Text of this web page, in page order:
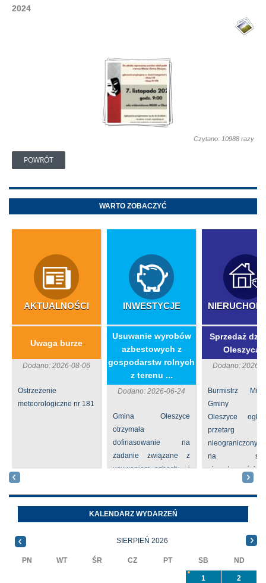
2024
Czytano: 10988 razy
POWRÓT
WARTO ZOBACZYĆ
AKTUALNOŚCI
Uwaga burze
Dodano: 2026-08-06
Ostrzeżenie
meteorologiczne nr 181
INWESTYCJE
​Usuwanie wyrobów
azbestowych z
gospodarstw rolnych
z terenu ...
Dodano: 2026-06-24
Gmina Oleszyce
otrzymała
dofinasowanie na
zadanie związane z
usuwaniem azbestu i
azbest w ramach
programu
priorytetowego
NFOŚiGW pn.
Sprzedaż
Dodano: 2026-
Burmistrz
Gminy
Oleszyce
przetarg
nieograniczony
na
nieruchomości nr
Oleszycach
Orzeszkowej.
informacji ...
KALENDARZ WYDARZEŃ
SIERPIEŃ 2026
PN WT ŚR CZ PT SB ND
1
2